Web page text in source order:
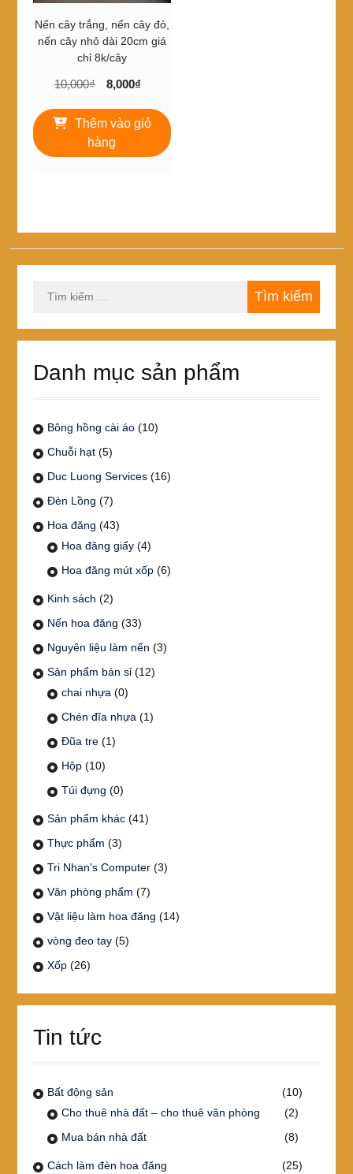
Nến cây trắng, nến cây đỏ,
nến cây nhỏ dài 20cm giá
chỉ 8k/cây
10,000₫
Giá
là:
10,000₫.
8,000₫
tại
8,000₫.
Thêm vào giỏ
hàng
kiếm
Danh mục sản phẩm
Bông hồng cài áo (10)
Chuỗi hạt (5)
Duc Luong Services (16)
Đèn Lồng (7)
Hoa đăng (43)
Hoa đăng giấy (4)
Hoa đăng mút xốp (6)
Kinh sách (2)
Nến hoa đăng (33)
Nguyên liệu làm nến (3)
Sản phẩm bán sỉ (12)
chai nhựa (0)
Chén đĩa nhựa (1)
Đũa tre (1)
Hộp (10)
Túi đựng (0)
Sản phẩm khác (41)
Thực phẩm (3)
Tri Nhan's Computer (3)
Văn phòng phẩm (7)
Vật liệu làm hoa đăng (14)
vòng đeo tay (5)
Xốp (26)
Tin tức
Bất động sản
(10)
Cho thuê nhà đất – cho thuê văn phòng
(2)
Mua bán nhà đất
(8)
Cách làm đèn hoa đăng (25)